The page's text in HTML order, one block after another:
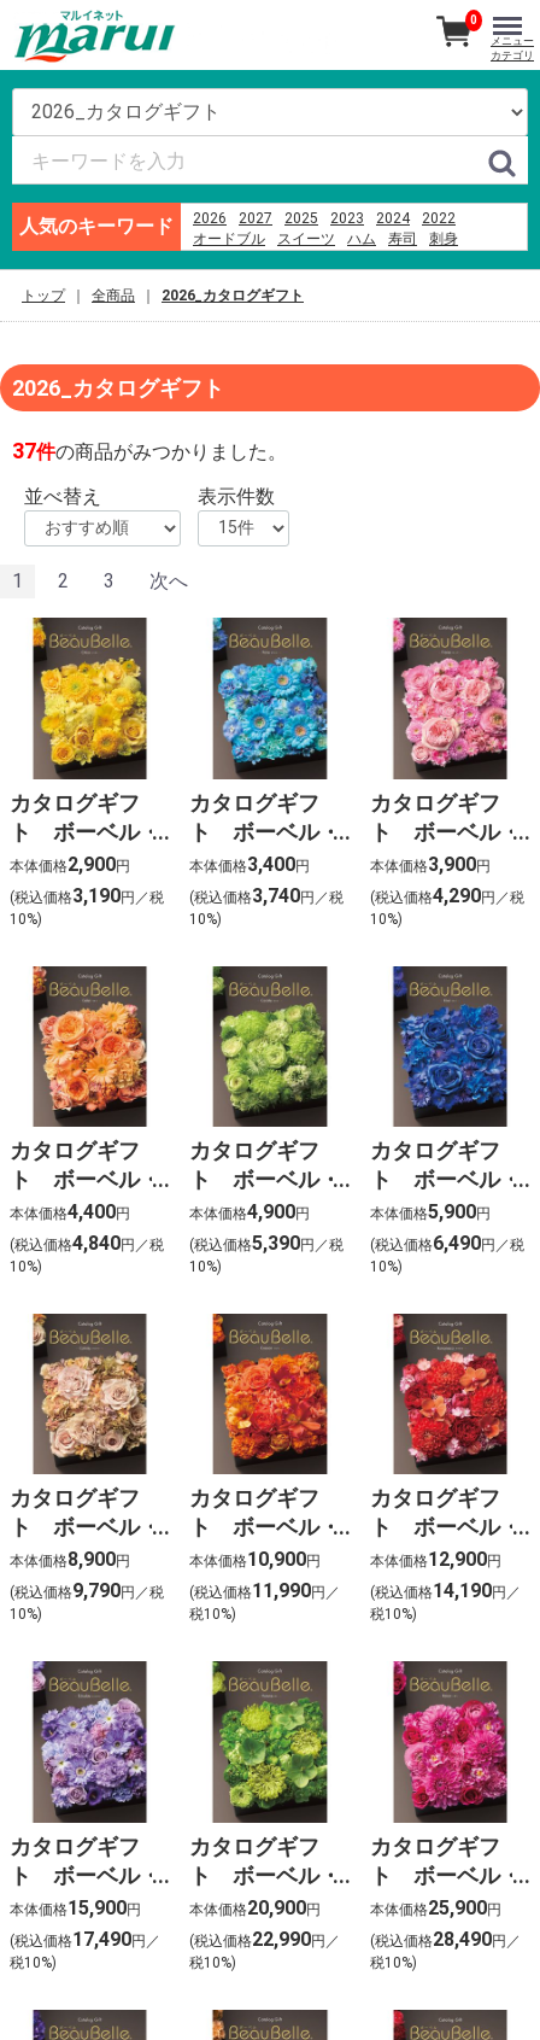
人気のキーワード 2026 2027 2025 2023 2024
2022
オードブル
スイーツ ハム 寿司
刺身
0
メニュー
カテゴリ
トップ 全商品 2026_カタログギフト
2026_カタログギフト
37件の商品がみつかりました。
並べ替え
表示件数
1 2 3 次へ
カタログギフ
ト ボーベル・
シトロン
【CGC-7401】
本体価格2,900円
(税込価格3,190円／税
10%)
カタログギフ
ト ボーベル・
ポワール
【CGC-7402】
本体価格3,400円
(税込価格3,740円／税
10%)
カタログギフ
ト ボーベル・
フレーズ
【CGC-7403】
本体価格3,900円
(税込価格4,290円／税
10%)
カタログギフ
ト ボーベル・
セルリ【CGC-
7404】
本体価格4,400円
(税込価格4,840円／税
10%)
カタログギフ
ト ボーベル・
カロット
【CGC-7405】
本体価格4,900円
(税込価格5,390円／税
10%)
カタログギフ
ト ボーベル・
キウイ【CGC-
7406】
本体価格5,900円
(税込価格6,490円／税
10%)
カタログギフ
ト ボーベル・
コリンキー
【CGC-7407】
本体価格8,900円
(税込価格9,790円／税
10%)
カタログギフ
ト ボーベル・
クレソン
【CGC-7408】
本体価格10,900円
(税込価格11,990円／
税10%)
カタログギフ
ト ボーベル・
ロマネスコ
【CGC-7409】
本体価格12,900円
(税込価格14,190円／
税10%)
カタログギフ
ト ボーベル・
エシャロット
【CGC-7410】
本体価格15,900円
(税込価格17,490円／
税10%)
カタログギフ
ト ボーベル・
ポム【CGC-
7411】
本体価格20,900円
(税込価格22,990円／
税10%)
カタログギフ
ト ボーベル・
レザン【CGC-
7412】
本体価格25,900円
(税込価格28,490円／
税10%)